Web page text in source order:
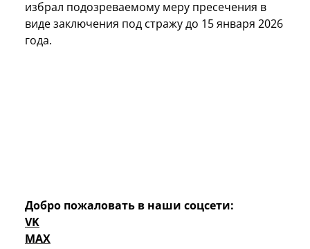
избрал подозреваемому меру пресечения в
виде заключения под стражу до 15 января 2026
года.
Добро пожаловать в наши соцсети:
VK
MAX